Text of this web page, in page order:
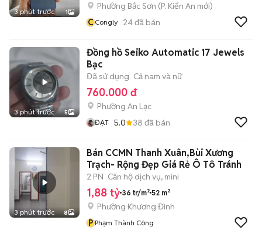
3 phút trước 1
Phường Bắc Sơn (P. Kiến An mới)
CCongly 24đã bán
3 phút trước 5
Đồng hồ Seiko Automatic 17 Jewels
Bạc
Đã sử dụng Cả nam và nữ
760.000 đ
Phường An Lạc
ĐẠT 5.0 38 đã bán
3 phút trước 8
Bán CCMN Thanh Xuân,Bùi Xương
Trạch- Rộng Đẹp Giá Rẻ Ô Tô Tránh
2 PN Căn hộ dịch vụ, mini
1,88 tỷ 36 tr/m² 52 m²
Phường Khương Đình
P Phạm Thành Công